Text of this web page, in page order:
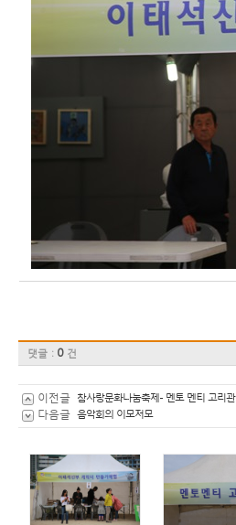
댓글 : 0건
이전글 참사랑문화나눔축제- 멘토 멘티 고리관
다음글 음악회의 이모저모